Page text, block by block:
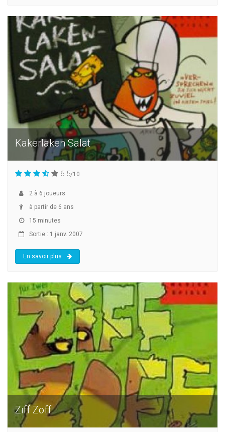
Kakerlaken Salat
6.5/10
2 à 6 joueurs
à partir de 6 ans
15 minutes
Sortie : 1 janv. 2007
En savoir plus
Ziff Zoff